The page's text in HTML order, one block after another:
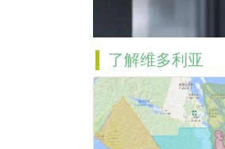
了解维多利亚